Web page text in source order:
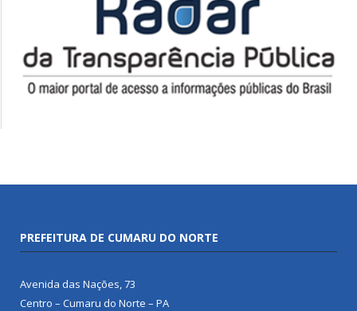
PREFEITURA DE CUMARU DO NORTE
Avenida das Nações, 73
Centro – Cumaru do Norte – PA